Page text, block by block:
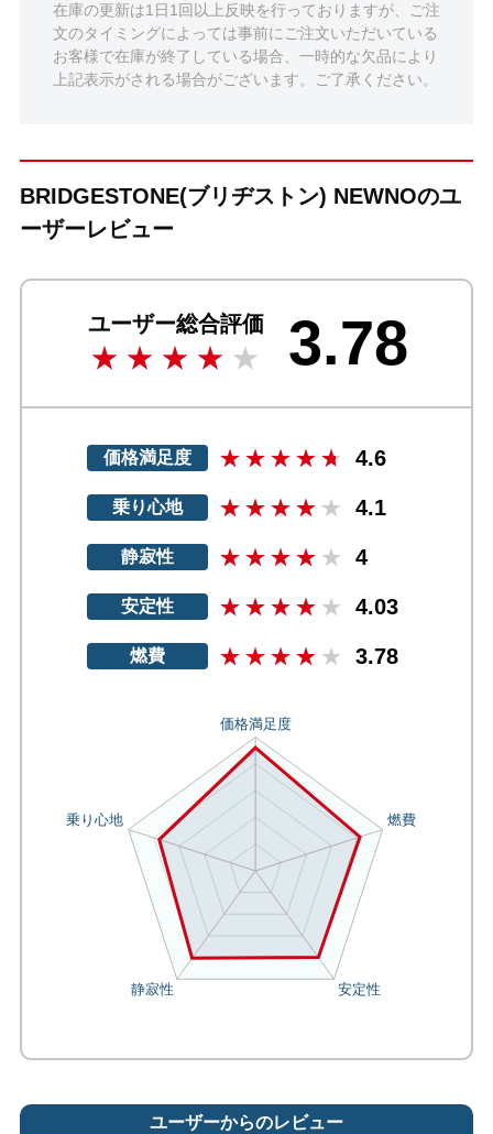
在庫の更新は1日1回以上反映を行っておりますが、ご注
文のタイミングによっては事前にご注文いただいている
お客様で在庫が終了している場合、一時的な欠品により
上記表示がされる場合がございます。ご了承ください。
BRIDGESTONE(ブリヂストン) NEWNOのユ
ーザーレビュー
ユーザー総合評価 3.78
価格満足度 4.6
乗り心地 4.1
静寂性 4
安定性 4.03
燃費 3.78
ユーザーからのレビュー